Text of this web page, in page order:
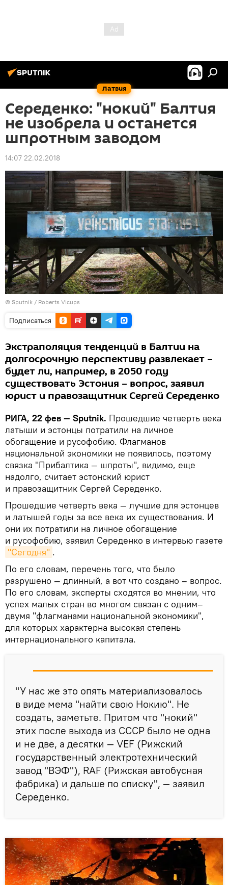
Латвия
Середенко: "нокий" Балтия
не изобрела и останется
шпротным заводом
14:07 22.02.2018
© Sputnik / Roberts Vicups
Подписаться
Экстраполяция тенденций в Балтии на
долгосрочную перспективу развлекает –
будет ли, например, в 2050 году
существовать Эстония – вопрос, заявил
юрист и правозащитник Сергей Середенко
РИГА, 22 фев — Sputnik. Прошедшие четверть века
латыши и эстонцы потратили на личное
обогащение и русофобию. Флагманов
национальной экономики не появилось, поэтому
связка "Прибалтика — шпроты", видимо, еще
надолго, считает эстонский юрист
и правозащитник Сергей Середенко.
Прошедшие четверть века — лучшие для эстонцев
и латышей годы за все века их существования. И
они их потратили на личное обогащение
и русофобию, заявил Середенко в интервью газете
"Сегодня" .
По его словам, перечень того, что было
разрушено — длинный, а вот что создано – вопрос.
По его словам, эксперты сходятся во мнении, что
успех малых стран во многом связан с одним–
двумя "флагманами национальной экономики",
для которых характерна высокая степень
интернационального капитала.
"У нас же это опять материализовалось
в виде мема "найти свою Нокию". Не
создать, заметьте. Притом что "нокий"
этих после выхода из СССР было не одна
и не две, а десятки — VEF (Рижский
государственный электротехнический
завод "ВЭФ"), RAF (Рижская автобусная
фабрика) и дальше по списку", — заявил
Середенко.